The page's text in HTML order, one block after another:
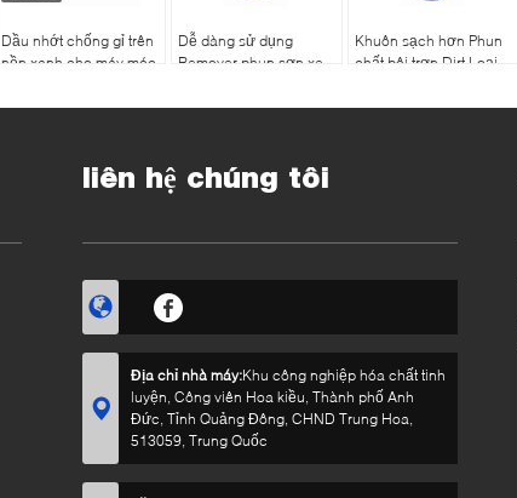
Dầu nhớt chống gỉ trên
nền xanh cho máy móc
Dễ dàng sử dụng
Remover phun sơn xe
hiệu quả
Khuôn sạch hơn Phun
chất bôi trơn Dirt Loại
nhựa
liên hệ chúng tôi
Địa chỉ nhà máy:Khu công nghiệp hóa chất tinh
luyện, Công viên Hoa kiều, Thành phố Anh
Đức, Tỉnh Quảng Đông, CHND Trung Hoa,
513059, Trung Quốc